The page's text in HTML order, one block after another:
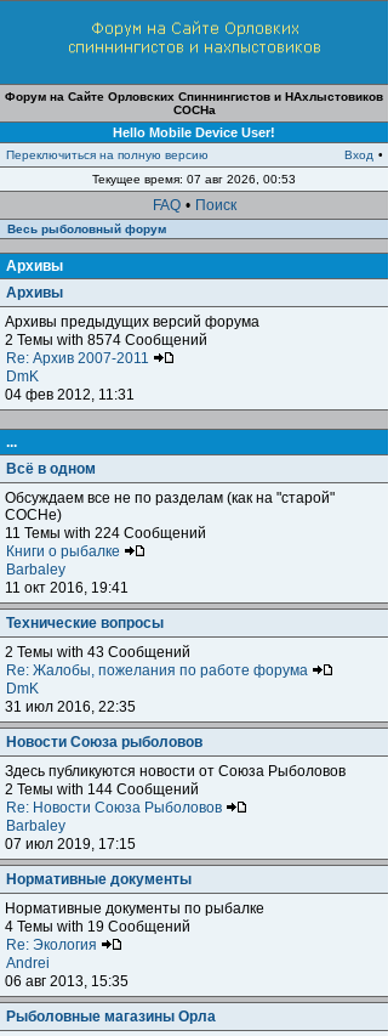
Форум на Сайте Орловских Спиннингистов и НАхлыстовиков
СОСНа
Hello Mobile Device User!
Переключиться на полную версию Вход •
Текущее время: 07 авг 2026, 00:53
FAQ • Поиск
Весь рыболовный форум
Архивы
Архивы
Архивы предыдущих версий форума
2 Темы with 8574 Сообщений
Re: Архив 2007-2011
DmK
04 фев 2012, 11:31
...
Всё в одном
Обсуждаем все не по разделам (как на "старой"
СОСНе)
11 Темы with 224 Сообщений
Книги о рыбалке
Barbaley
11 окт 2016, 19:41
Технические вопросы
2 Темы with 43 Сообщений
Re: Жалобы, пожелания по работе форума
DmK
31 июл 2016, 22:35
Новости Союза рыболовов
Здесь публикуются новости от Союза Рыболовов
2 Темы with 144 Сообщений
Re: Новости Союза Рыболовов
Barbaley
07 июл 2019, 17:15
Нормативные документы
Нормативные документы по рыбалке
4 Темы with 19 Сообщений
Re: Экология
Andrei
06 авг 2013, 15:35
Рыболовные магазины Орла